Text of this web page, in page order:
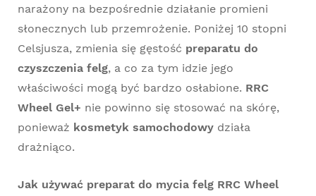
narażony na bezpośrednie działanie promieni
słonecznych lub przemrożenie. Poniżej 10 stopni
Celsjusza, zmienia się gęstość preparatu do
czyszczenia felg, a co za tym idzie jego
właściwości mogą być bardzo osłabione. RRC
Wheel Gel+ nie powinno się stosować na skórę,
ponieważ kosmetyk samochodowy działa
drażniąco.
Jak używać preparat do mycia felg RRC Wheel